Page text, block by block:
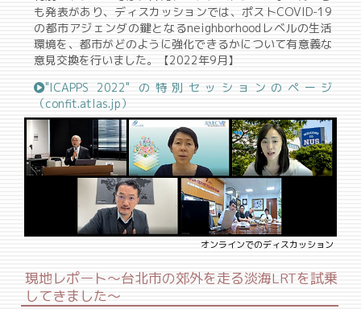
も発表があり、ディスカッションでは、ポストCOVID-19
の都市アジェンダの鍵となるneighborhoodレベルの生活
環境を、都市がどのように強化できるかについて有意義な
意見交換を行いました。【2022年9月】
"ICAPPS 2022" の特別セッションのページ
（confit.atlas.jp）
オンラインでのディスカッション
現地レポート〜台北市の郊外を走る淡海LRTを試乗
してきました〜